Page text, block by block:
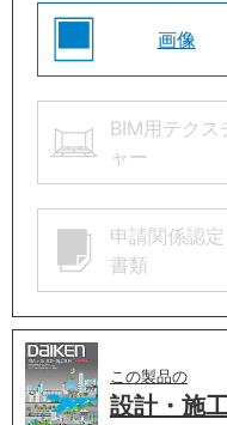
画像
BIM用テクス
ャー
申請関係認定
書類
この製品の
設計・施